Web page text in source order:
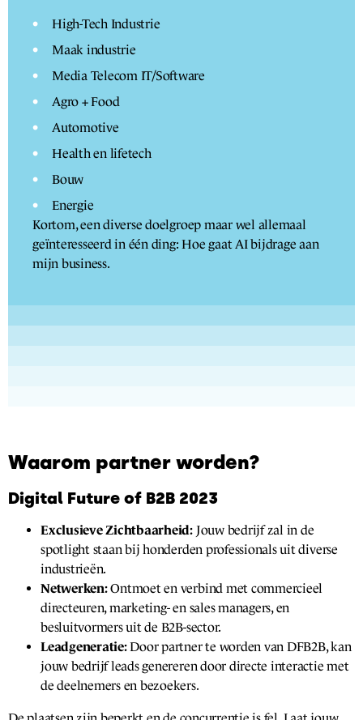
High-Tech Industrie
Maak industrie
Media Telecom IT/Software
Agro + Food
Automotive
Health en lifetech
Bouw
Energie
Kortom, een diverse doelgroep maar wel allemaal
geïnteresseerd in één ding: Hoe gaat AI bijdrage aan
mijn business.
Waarom partner worden?
Digital Future of B2B 2023
Exclusieve Zichtbaarheid: Jouw bedrijf zal in de
spotlight staan bij honderden professionals uit diverse
industrieën.
Netwerken:Ontmoet en verbind met commercieel
directeuren, marketing- en sales managers, en
besluitvormers uit de B2B-sector.
Leadgeneratie:Door partner te worden van DFB2B, kan
jouw bedrijf leads genereren door directe interactie met
de deelnemers en bezoekers.